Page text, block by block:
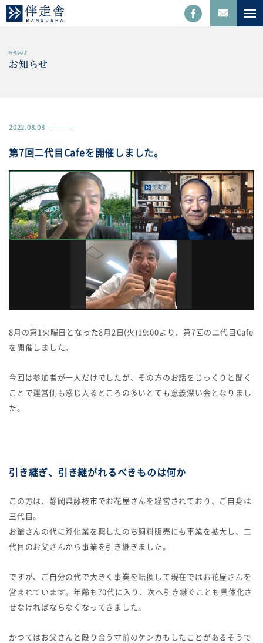
お知らせ
2022.08.03
第7回二代目Cafeを開催しました。
8月の第1火曜日となった8月2日(火)19:00より、第7回の二代目Cafe
を開催しました。
今回は参加者が一人だけでしたが、その方のお話をじっくりと聞く
ことで運営側も感じ入るところの多いとても意義深い会となりまし
た。
引き継ぎ、引き継がれるべきものは何か
この方は、静岡県藤枝市でお花屋さんを経営されており、ご自身は
三代目。
お爺さんの代に孵化業を興したのち飼料販売にも事業を拡大し、二
代目のお父さんから事業を引き継ぎました。
ですが、ご自分の代で大きく事業を転換して現在ではお花屋さんを
営まれています。年齢も70代に入り、次へ引き継ぐことも具体化さ
せなければならなくなってきました。
かつてはお父さんと殴り合う寸前のケンカもしたことがあるそうで